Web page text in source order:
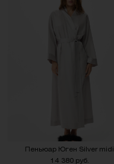
Пеньюар Юген Silver midi
14 380 руб.